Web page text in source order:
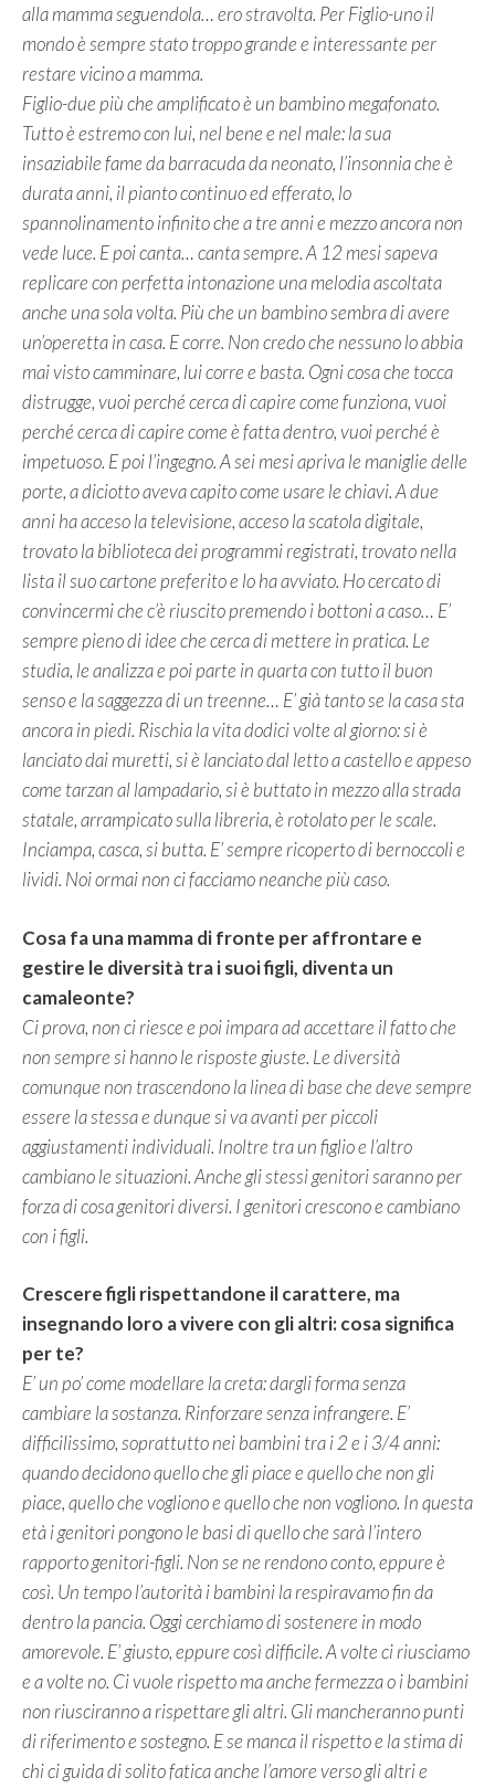
alla mamma seguendola… ero stravolta. Per Figlio-uno il
mondo è sempre stato troppo grande e interessante per
restare vicino a mamma.
Figlio-due più che amplificato è un bambino megafonato.
Tutto è estremo con lui, nel bene e nel male: la sua
insaziabile fame da barracuda da neonato, l’insonnia che è
durata anni, il pianto continuo ed efferato, lo
spannolinamento infinito che a tre anni e mezzo ancora non
vede luce. E poi canta… canta sempre. A 12 mesi sapeva
replicare con perfetta intonazione una melodia ascoltata
anche una sola volta. Più che un bambino sembra di avere
un’operetta in casa. E corre. Non credo che nessuno lo abbia
mai visto camminare, lui corre e basta. Ogni cosa che tocca
distrugge, vuoi perché cerca di capire come funziona, vuoi
perché cerca di capire come è fatta dentro, vuoi perché è
impetuoso. E poi l’ingegno. A sei mesi apriva le maniglie delle
porte, a diciotto aveva capito come usare le chiavi. A due
anni ha acceso la televisione, acceso la scatola digitale,
trovato la biblioteca dei programmi registrati, trovato nella
lista il suo cartone preferito e lo ha avviato. Ho cercato di
convincermi che c’è riuscito premendo i bottoni a caso… E’
sempre pieno di idee che cerca di mettere in pratica. Le
studia, le analizza e poi parte in quarta con tutto il buon
senso e la saggezza di un treenne… E’ già tanto se la casa sta
ancora in piedi. Rischia la vita dodici volte al giorno: si è
lanciato dai muretti, si è lanciato dal letto a castello e appeso
come tarzan al lampadario, si è buttato in mezzo alla strada
statale, arrampicato sulla libreria, è rotolato per le scale.
Inciampa, casca, si butta. E’ sempre ricoperto di bernoccoli e
lividi. Noi ormai non ci facciamo neanche più caso.
Cosa fa una mamma di fronte per affrontare e
gestire le diversità tra i suoi figli, diventa un
camaleonte?
Ci prova, non ci riesce e poi impara ad accettare il fatto che
non sempre si hanno le risposte giuste. Le diversità
comunque non trascendono la linea di base che deve sempre
essere la stessa e dunque si va avanti per piccoli
aggiustamenti individuali. Inoltre tra un figlio e l’altro
cambiano le situazioni. Anche gli stessi genitori saranno per
forza di cosa genitori diversi. I genitori crescono e cambiano
con i figli.
Crescere figli rispettandone il carattere, ma
insegnando loro a vivere con gli altri: cosa significa
per te?
E’ un po’ come modellare la creta: dargli forma senza
cambiare la sostanza. Rinforzare senza infrangere. E’
difficilissimo, soprattutto nei bambini tra i 2 e i 3/4 anni:
quando decidono quello che gli piace e quello che non gli
piace, quello che vogliono e quello che non vogliono. In questa
età i genitori pongono le basi di quello che sarà l’intero
rapporto genitori-figli. Non se ne rendono conto, eppure è
così. Un tempo l’autorità i bambini la respiravamo fin da
dentro la pancia. Oggi cerchiamo di sostenere in modo
amorevole. E’ giusto, eppure così difficile. A volte ci riusciamo
e a volte no. Ci vuole rispetto ma anche fermezza o i bambini
non riusciranno a rispettare gli altri. Gli mancheranno punti
di riferimento e sostegno. E se manca il rispetto e la stima di
chi ci guida di solito fatica anche l’amore verso gli altri e